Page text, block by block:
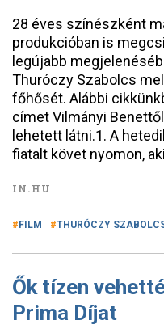
28 éves színészként
produkcióban is
legújabb
Thuróczy Szabolcs
főhősét. Alábbi
címet Vilmányi
lehetett látni.1. A
fiatalt követ nyomon,
IN.HU
FILM THURÓCZY
Ők tízen
Prima Díjat